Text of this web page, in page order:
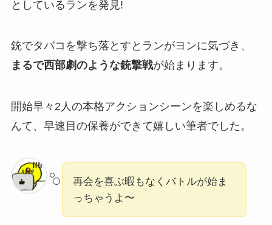
としているランを発見!
銃でタバコを撃ち落とすとランがヨンに気づき、
まるで西部劇のような銃撃戦が始まります。
開始早々2人の本格アクションシーンを楽しめるな
んて、早速目の保養ができて嬉しい筆者でした。
再会を喜ぶ暇もなくバトルが始ま
っちゃうよ〜